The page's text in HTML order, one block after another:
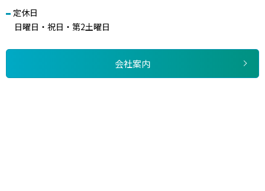
定休日
日曜日・祝日・第2土曜日
会社案内